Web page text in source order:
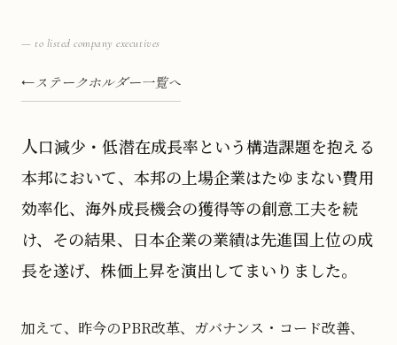
— to listed company executives
ステークホルダー一覧へ
人口減少・低潜在成長率という構造課題を抱える
本邦において、本邦の上場企業はたゆまない費用
効率化、海外成長機会の獲得等の創意工夫を続
け、その結果、日本企業の業績は先進国上位の成
長を遂げ、株価上昇を演出してまいりました。
加えて、昨今のPBR改革、ガバナンス・コード改善、